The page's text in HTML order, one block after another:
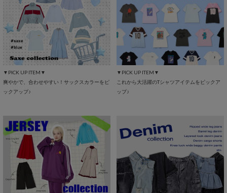
▼PICK UP ITEM▼
爽やかで、合わせやすい！サックスカラーをピ
ックアップ♪
▼PICK UP ITEM▼
これから大活躍のTシャツアイテムをピックア
ップ♪